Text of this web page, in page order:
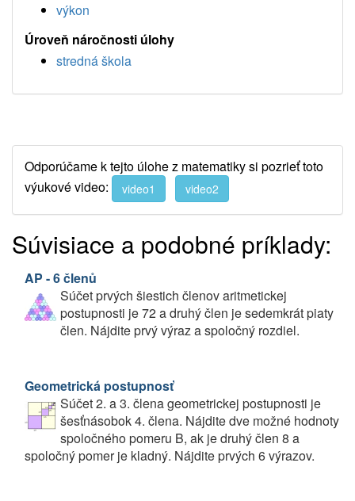
výkon
Úroveň náročnosti úlohy
stredná škola
Odporúčame k tejto úlohe z matematiky si pozrieť toto
výukové video:
video1 video2
Súvisiace a podobné príklady:
AP - 6 členů
Súčet prvých šiestich členov aritmetickej
postupnosti je 72 a druhý člen je sedemkrát piaty
člen. Nájdite prvý výraz a spoločný rozdiel.
Geometrická postupnosť
Súčet 2. a 3. člena geometrickej postupnosti je
šesťnásobok 4. člena. Nájdite dve možné hodnoty
spoločného pomeru B, ak je druhý člen 8 a
spoločný pomer je kladný. Nájdite prvých 6 výrazov.